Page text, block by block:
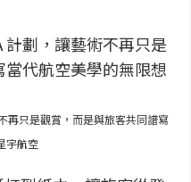
再只是觀賞，而是與旅客共同譜寫
宇航空